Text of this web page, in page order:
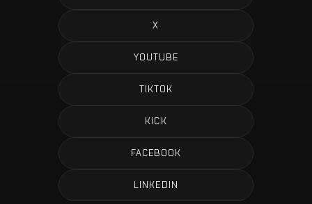
X
YOUTUBE
TIKTOK
KICK
FACEBOOK
LINKEDIN